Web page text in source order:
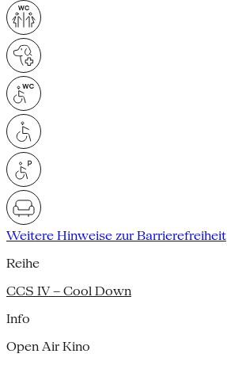
Weitere Hinweise zur Barrierefreiheit
Reihe
CCS IV – Cool Down
Info
Open Air Kino